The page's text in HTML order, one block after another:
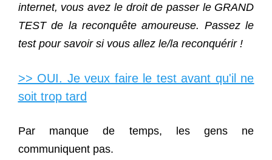
internet, vous avez le droit de passer le GRAND
TEST de la reconquête amoureuse. Passez le
test pour savoir si vous allez le/la reconquérir !
>> OUI. Je veux faire le test avant qu'il ne
soit trop tard
Par manque de temps, les gens ne
communiquent pas.